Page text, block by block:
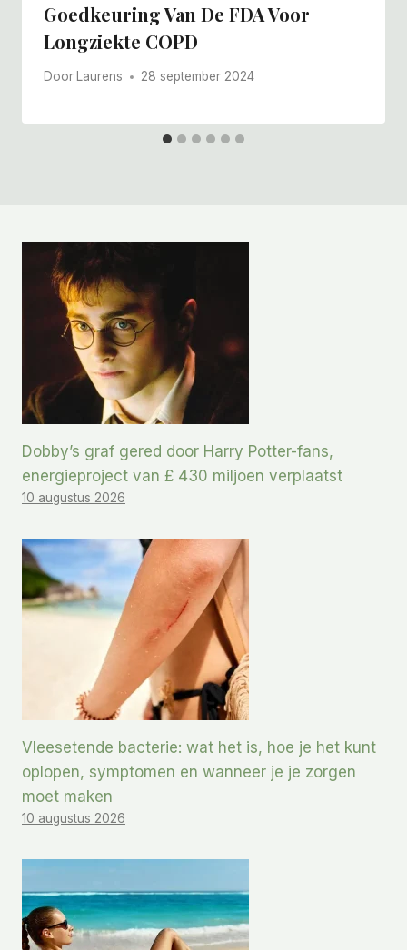
Goedkeuring Van De FDA Voor
Longziekte COPD
Door Laurens 28 september 2024
Dobby’s graf gered door Harry Potter-fans,
energieproject van £ 430 miljoen verplaatst
10 augustus 2026
Vleesetende bacterie: wat het is, hoe je het kunt
oplopen, symptomen en wanneer je je zorgen
moet maken
10 augustus 2026